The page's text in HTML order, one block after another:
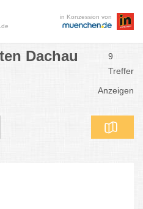
in Konzession von
Dachau
9
Treffer
Anzeigen